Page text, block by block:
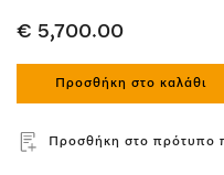
€ 5,700.00
Προσθήκη στο καλάθι
Προσθήκη στο πρότυπο